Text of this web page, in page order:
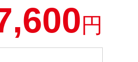
円